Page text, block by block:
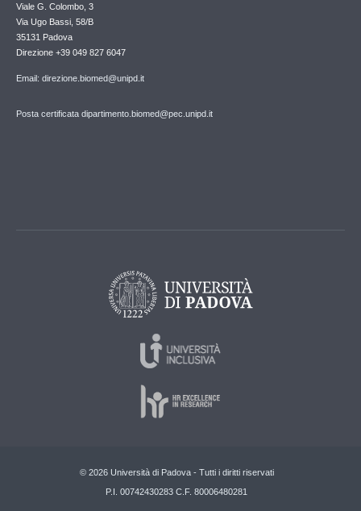
Viale G. Colombo, 3
Via Ugo Bassi, 58/B
35131 Padova
Direzione +39 049 827 6047
Email: direzione.biomed@unipd.it
Posta certificata dipartimento.biomed@pec.unipd.it
© 2026 Università di Padova - Tutti i diritti riservati
P.I. 00742430283 C.F. 80006480281